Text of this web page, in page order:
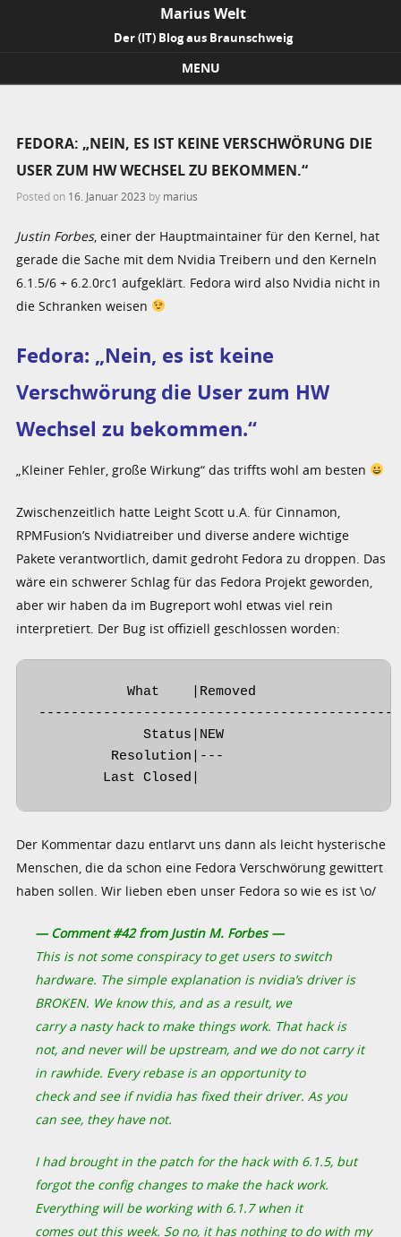
Marius Welt
Der (IT) Blog aus Braunschweig
MENU
FEDORA: „NEIN, ES IST KEINE VERSCHWÖRUNG DIE
USER ZUM HW WECHSEL ZU BEKOMMEN.“
Posted on 16. Januar 2023 by marius
Justin Forbes, einer der Hauptmaintainer für den Kernel, hat
gerade die Sache mit dem Nvidia Treibern und den Kerneln
6.1.5/6 + 6.2.0rc1 aufgeklärt. Fedora wird also Nvidia nicht in
die Schranken weisen
Fedora: „Nein, es ist keine
Verschwörung die User zum HW
Wechsel zu bekommen.“
„Kleiner Fehler, große Wirkung“ das triffts wohl am besten
Zwischenzeitlich hatte Leight Scott u.A. für Cinnamon,
RPMFusion’s Nvidiatreiber und diverse andere wichtige
Pakete verantwortlich, damit gedroht Fedora zu droppen. Das
wäre ein schwerer Schlag für das Fedora Projekt geworden,
aber wir haben da im Bugreport wohl etwas viel rein
interpretiert. Der Bug ist offiziell geschlossen worden:
What    |Removed
Status|NEW
Resolution|---
Last Closed|
Der Kommentar dazu entlarvt uns dann als leicht hysterische
Menschen, die da schon eine Fedora Verschwörung gewittert
haben sollen. Wir lieben eben unser Fedora so wie es ist \o/
— Comment #42 from Justin M. Forbes —
This is not some conspiracy to get users to switch
hardware. The simple explanation is nvidia’s driver is
BROKEN. We know this, and as a result, we
carry a nasty hack to make things work. That hack is
not, and never will be upstream, and we do not carry it
in rawhide. Every rebase is an opportunity to
check and see if nvidia has fixed their driver. As you
can see, they have not.
I had brought in the patch for the hack with 6.1.5, but
forgot the config changes to make the hack work.
Everything will be working with 6.1.7 when it
comes out this week. So no, it has nothing to do with my